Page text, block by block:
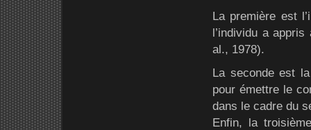
La première est
l’individu a
al., 1978).
La seconde est
pour émettre le
dans le cadre du
Enfin, la